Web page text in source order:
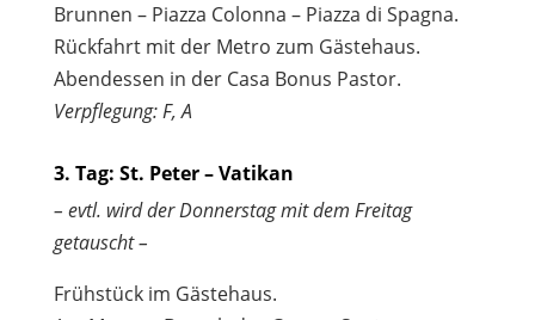
Brunnen – Piazza Colonna – Piazza di Spagna.
Rückfahrt mit der Metro zum Gästehaus.
Abendessen in der Casa Bonus Pastor.
Verpflegung: F, A
3. Tag: St. Peter – Vatikan
– evtl. wird der Donnerstag mit dem Freitag
getauscht –
Frühstück im Gästehaus.